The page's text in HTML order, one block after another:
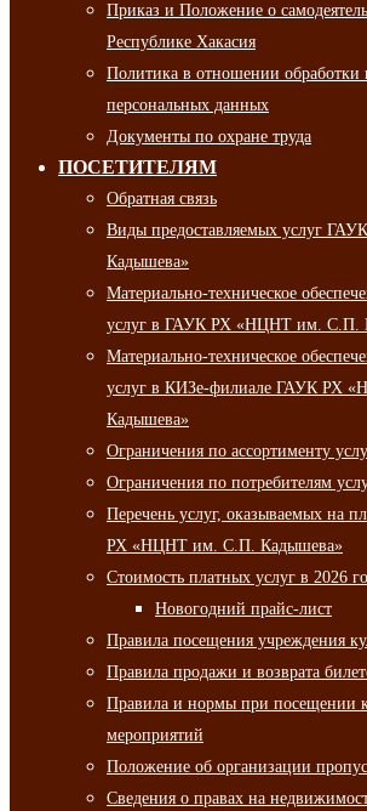
Приказ и Положение о
Республике Хакасия
Политика в отношении
персональных данных
Документы по охране труда
ПОСЕТИТЕЛЯМ
Обратная связь
Виды предоставляемых услуг
Кадышева»
Материально-техническое
услуг в ГАУК РХ «НЦНТ им. С.П.
Материально-техническое
услуг в КИЗе-филиале ГАУК РХ
Кадышева»
Ограничения по ассортименту
Ограничения по потребителям
Перечень услуг, оказываемых на
РХ «НЦНТ им. С.П. Кадышева»
Стоимость платных услуг в 2026
Новогодний прайс-лист
Правила посещения учреждения
Правила продажи и возврата
Правила и нормы при посещении
мероприятий
Положение об организации
Сведения о правах на